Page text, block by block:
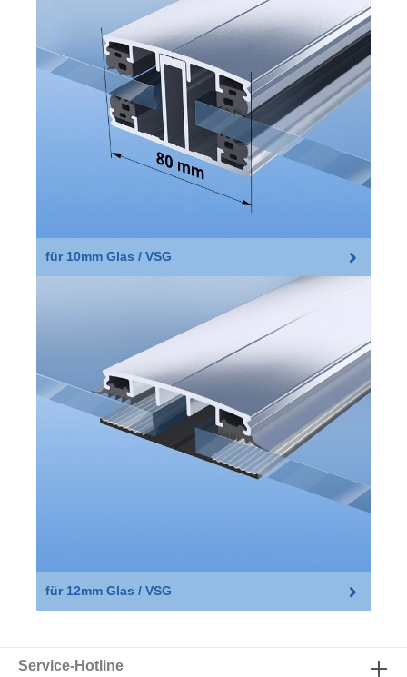
für 10mm Glas / VSG
für 12mm Glas / VSG
Service-Hotline